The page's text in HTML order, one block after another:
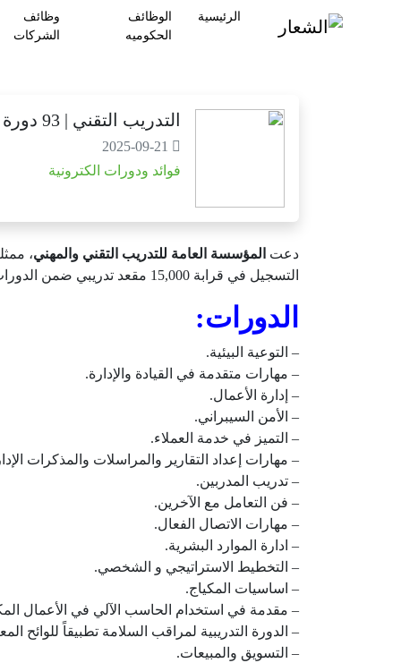
الرئيسية
الوظائف
الحكوميه
وظائف
الشركات
التدريب التقني | 93 دورة مجانية بمناسبة اليوم الوطني مع 15,000 مقعد
2025-09-21
فوائد ودورات الكترونية
دعت المؤسسة العامة للتدريب التقني والمهني،
التسجيل في قرابة 15,000 مقعد تدريبي ضمن الدورات التدريبية المجانية والمعتمدة بمناسبة اليوم الوطني السعودي 95، وذلك وفقاً للتفاصيل الموضحة أدناه.
الدورات:
– التوعية البيئية.
– مهارات متقدمة في القيادة والإدارة.
– إدارة الأعمال.
– الأمن السيبراني.
– التميز في خدمة العملاء.
– مهارات إعداد التقارير والمراسلات والمذكرات
– تدريب المدربين.
– فن التعامل مع الآخرين.
– مهارات الاتصال الفعال.
– ادارة الموارد البشرية.
– التخطيط الاستراتيجي و الشخصي.
– اساسيات المكياج.
– مقدمة في استخدام الحاسب الآلي في الأعمال
– الدورة التدريبية لمراقب السلامة تطبيقاً للوائح
– التسويق والمبيعات.